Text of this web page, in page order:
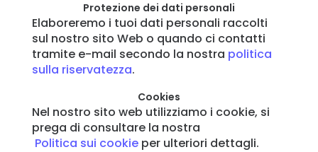
Protezione dei dati personali
Elaboreremo i tuoi dati personali raccolti
sul nostro sito Web o quando ci contatti
tramite e-mail secondo la nostra politica
sulla riservatezza.
Cookies
Nel nostro sito web utilizziamo i cookie, si
prega di consultare la nostra
Politica sui cookie per ulteriori dettagli.